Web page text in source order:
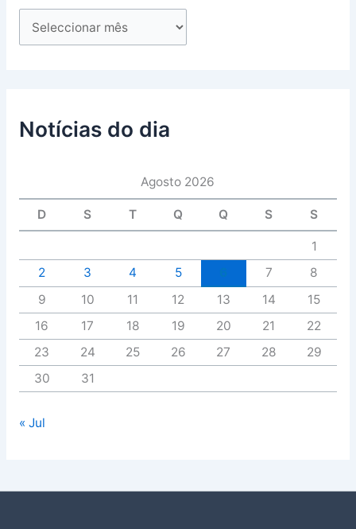
Notícias do dia
Agosto 2026
D S T Q Q S S
1
2
3 4 5 7
8
9
10 11 12 13 14
15
16
17 18 19 20 21
22
23
24 25 26 27 28
29
30
31
« Jul